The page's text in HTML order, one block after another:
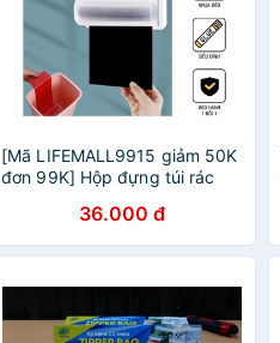
[Mã LIFEMALL9915 giảm 50K
đơn 99K] Hộp đựng túi rác
36.000 đ